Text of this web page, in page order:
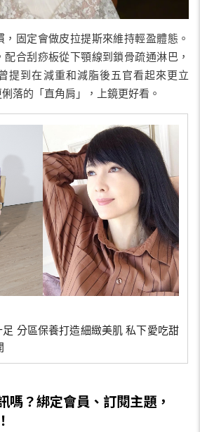
固定會做皮拉提斯來維持輕盈體態。
合刮痧板從下顎線到鎖骨疏通淋巴，
提到在減重和減脂後五官看起來更立
落的「直角肩」，上鏡更好看。
分區保養打造細緻美肌 私下愛吃甜
嗎？綁定會員、訂閱主題，